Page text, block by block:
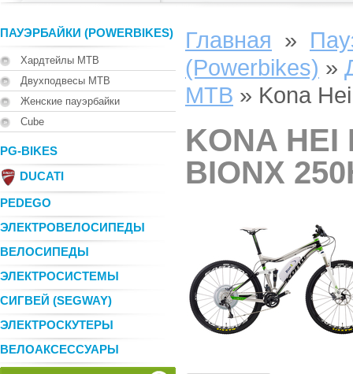
ПАУЭРБАЙКИ (POWERBIKES)
Хардтейлы MTB
Двухподвесы MTB
Женские пауэрбайки
Cube
PG-BIKES
DUCATI
PEDEGO
ЭЛЕКТРОВЕЛОСИПЕДЫ
ВЕЛОСИПЕДЫ
ЭЛЕКТРОСИСТЕМЫ
СИГВЕЙ (SEGWAY)
ЭЛЕКТРОСКУТЕРЫ
ВЕЛОАКСЕССУАРЫ
Главная »
(Powerbikes) »
MTB » Kona
KONA HEI
BIONX